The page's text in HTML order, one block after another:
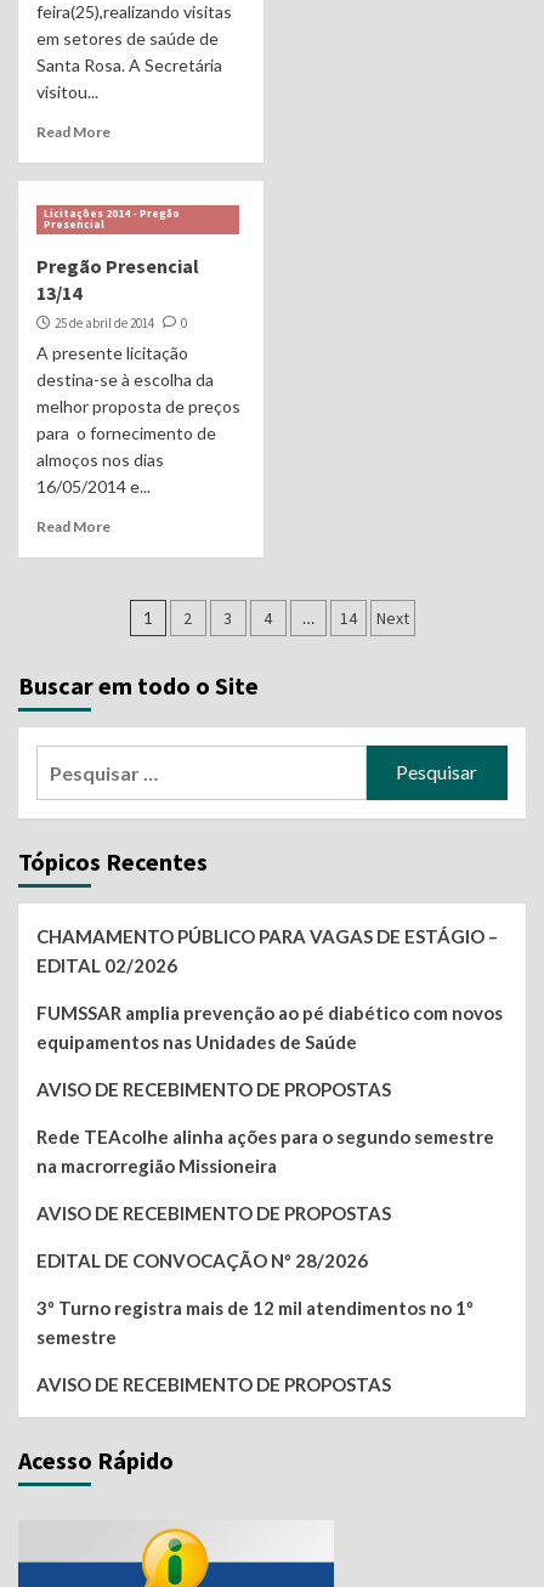
feira(25),realizando visitas
em setores de saúde de
Santa Rosa. A Secretária
visitou...
Read More
Licitações 2014 - Pregão
Presencial
Pregão Presencial
13/14
25 de abril de 2014 0
A presente licitação
destina-se à escolha da
melhor proposta de preços
para o fornecimento de
almoços nos dias
16/05/2014 e...
Read More
Navegação
posts
1 2 3 4 … 14 Next
Buscar em todo o Site
Tópicos Recentes
CHAMAMENTO PÚBLICO PARA VAGAS DE ESTÁGIO –
EDITAL 02/2026
FUMSSAR amplia prevenção ao pé diabético com novos
equipamentos nas Unidades de Saúde
AVISO DE RECEBIMENTO DE PROPOSTAS
Rede TEAcolhe alinha ações para o segundo semestre
na macrorregião Missioneira
AVISO DE RECEBIMENTO DE PROPOSTAS
EDITAL DE CONVOCAÇÃO Nº 28/2026
3º Turno registra mais de 12 mil atendimentos no 1º
semestre
AVISO DE RECEBIMENTO DE PROPOSTAS
Acesso Rápido